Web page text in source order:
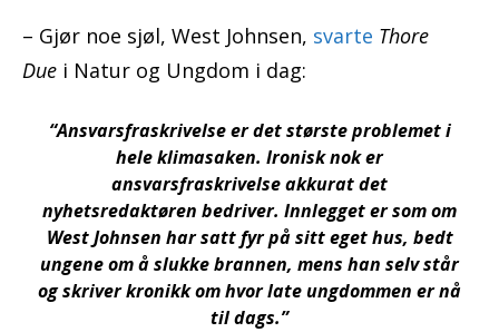
– Gjør noe sjøl, West Johnsen, svarte Thore
Due i Natur og Ungdom i dag:
“Ansvarsfraskrivelse er det største problemet i
hele klimasaken. Ironisk nok er
ansvarsfraskrivelse akkurat det
nyhetsredaktøren bedriver. Innlegget er som om
West Johnsen har satt fyr på sitt eget hus, bedt
ungene om å slukke brannen, mens han selv står
og skriver kronikk om hvor late ungdommen er nå
til dags.”